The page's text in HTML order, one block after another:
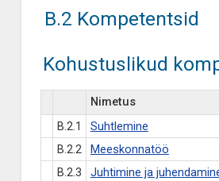
B.2 Kompetentsid
Kohustuslikud
Nimetus
B.2.1
Suhtlemine
B.2.2
Meeskonnatöö
B.2.3
Juhtimine ja